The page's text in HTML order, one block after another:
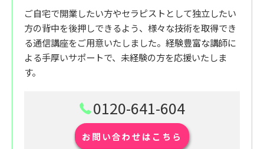
ご自宅で開業したい方やセラピストとして独立したい
方の背中を後押しできるよう、様々な技術を取得でき
る通信講座をご用意いたしました。経験豊富な講師に
よる手厚いサポートで、未経験の方を応援いたしま
す。
0120-641-604
お問い合わせはこちら